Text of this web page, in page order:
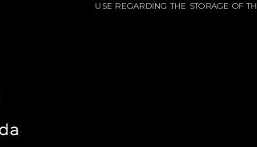
USE REGARDING THE STORAGE OF